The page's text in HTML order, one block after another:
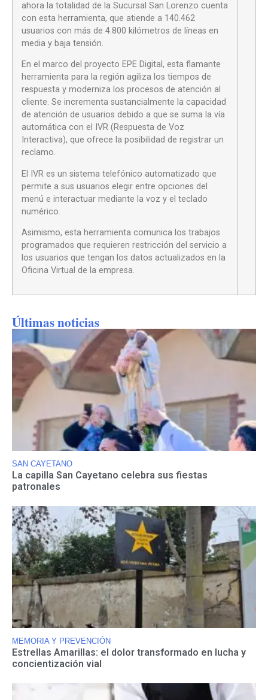
ahora la totalidad de la Sucursal San Lorenzo cuenta
con esta herramienta, que atiende a 140.462
usuarios con más de 4.800 kilómetros de líneas en
media y baja tensión.
En el marco del proyecto EPE Digital, esta flamante
herramienta para la región agiliza los tiempos de
respuesta y moderniza los procesos de atención al
cliente. Se incrementa sustancialmente la capacidad
de atención de usuarios debido a que se suma la vía
automática con el IVR (Respuesta de Voz
Interactiva), que ofrece la posibilidad de registrar un
reclamo.
El IVR es un sistema telefónico automatizado que
permite a sus usuarios elegir entre opciones del
menú e interactuar mediante la voz y el teclado
numérico.
Asimismo, esta herramienta comunica los trabajos
programados que requieren restricción del servicio a
los usuarios que tengan los datos actualizados en la
Oficina Virtual de la empresa.
Últimas noticias
SAN CAYETANO
La capilla San Cayetano celebra sus fiestas
patronales
MEMORIA Y PREVENCIÓN
Estrellas Amarillas: el dolor transformado en lucha y
concientización vial